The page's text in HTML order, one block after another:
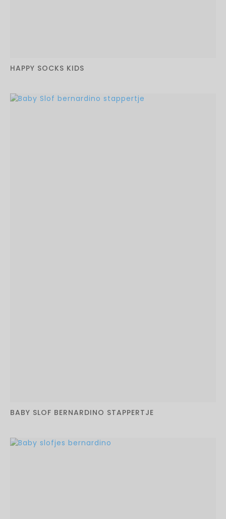
HAPPY SOCKS KIDS
BABY SLOF BERNARDINO STAPPERTJE